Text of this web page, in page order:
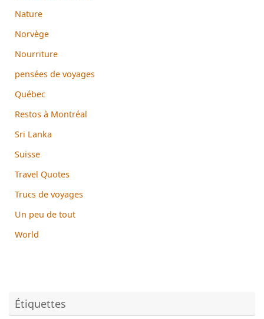
Nature
Norvège
Nourriture
pensées de voyages
Québec
Restos à Montréal
Sri Lanka
Suisse
Travel Quotes
Trucs de voyages
Un peu de tout
World
Étiquettes